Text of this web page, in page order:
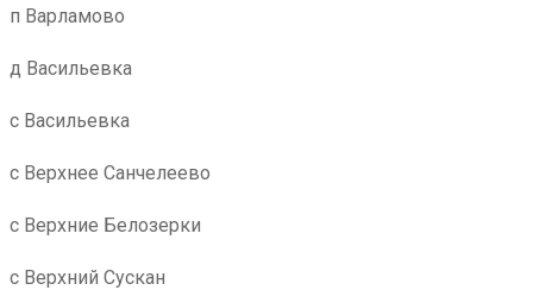
п Варламово
д Васильевка
с Васильевка
с Верхнее Санчелеево
с Верхние Белозерки
с Верхний Сускан